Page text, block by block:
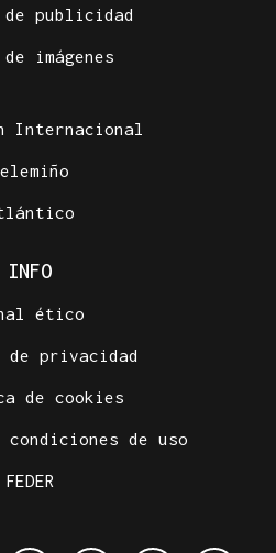
publicidad
imágenes
Internacional
INFO
ético
privacidad
de cookies
de uso
FEDER